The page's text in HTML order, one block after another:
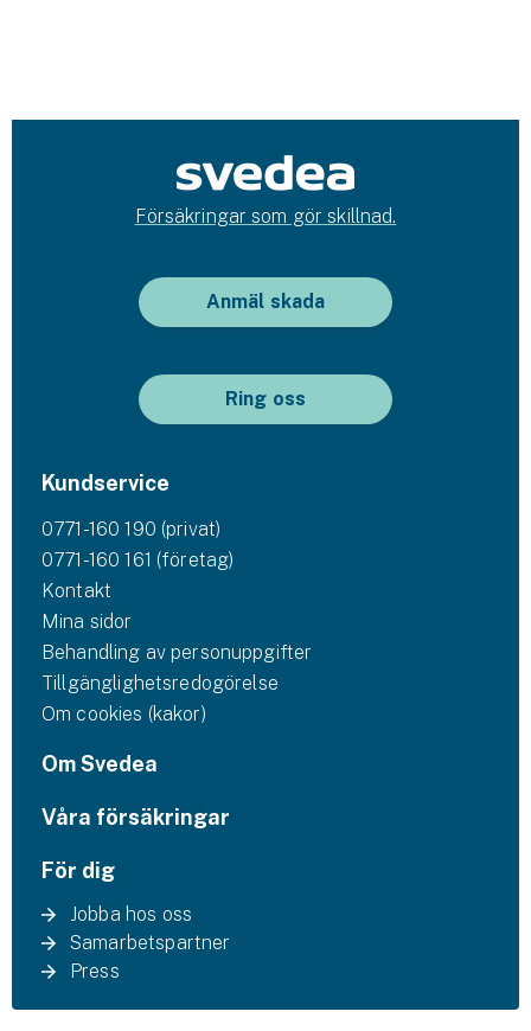
Försäkringar som gör skillnad.
Anmäl skada
Ring oss
Kundservice
0771-160 190 (privat)
0771-160 161 (företag)
Kontakt
Mina sidor
Behandling av personuppgifter
Tillgänglighetsredogörelse
Om cookies (kakor)
Om Svedea
Våra försäkringar
För dig
Jobba hos oss
Samarbetspartner
Press